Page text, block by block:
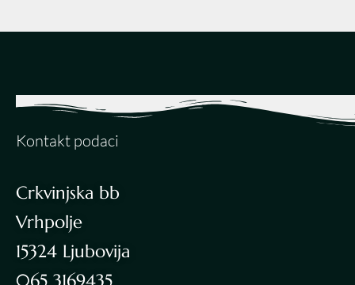
Kontakt podaci
Crkvinjska bb
Vrhpolje
15324 Ljubovija
065 3169435